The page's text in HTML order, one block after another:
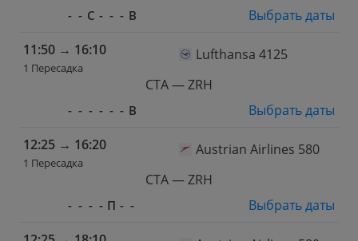
- - С - - - В
Выбрать даты
11:50 → 16:10
1 Пересадка
Lufthansa 4125
CTA — ZRH
- - - - - - В
Выбрать даты
12:25 → 16:20
1 Пересадка
Austrian Airlines 580
CTA — ZRH
- - - - П - -
Выбрать даты